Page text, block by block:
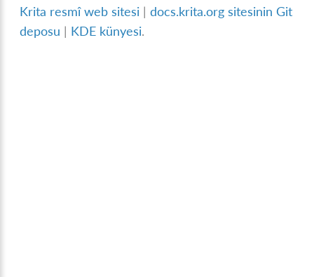
Krita resmî web sitesi |docs.krita.org sitesinin Git
deposu | KDE künyesi.